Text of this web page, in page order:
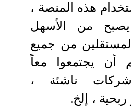
هذه المنصة ،
من الأسهل
من جميع
أن يجتمعوا معاً
ناشئة ،
، إلخ.